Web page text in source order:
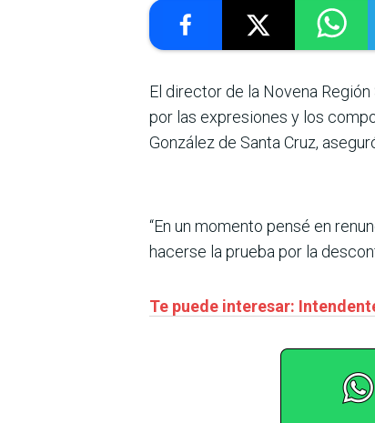
El director de la Novena
por las expresiones y los
González de Santa Cruz,
“En un momento pensé en
hacerse la prueba por la
Te puede interesar: